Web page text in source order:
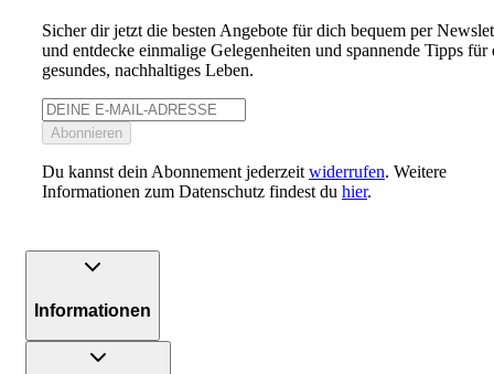
Sicher dir jetzt die besten Angebote für dich bequem per
und entdecke einmalige Gelegenheiten und spannende Tipps für
gesundes, nachhaltiges Leben.
Abonnieren
Du kannst dein Abonnement jederzeit widerrufen. Weitere
Informationen zum Datenschutz findest du hier.
Informationen